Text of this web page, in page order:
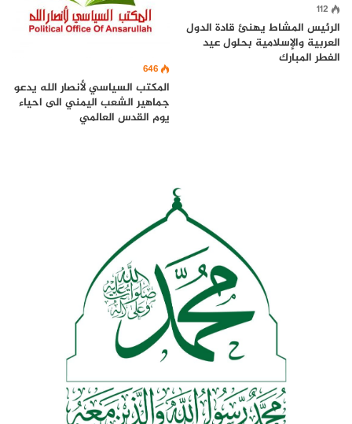
112
الرئيس المشاط يهنئ قادة الدول
العربية والإسلامية بحلول عيد
الفطر المبارك
646
المكتب السياسي لأنصار الله يدعو
جماهير الشعب اليمني الى احياء
يوم القدس العالمي